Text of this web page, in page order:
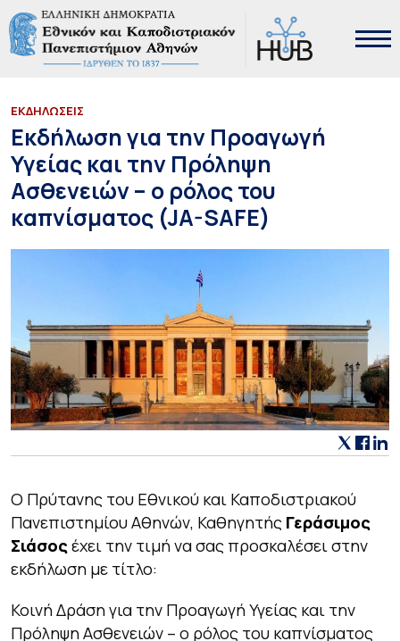
ΕΚΔΗΛΩΣΕΙΣ
Εκδήλωση για την Προαγωγή
Υγείας και την Πρόληψη
Ασθενειών – ο ρόλος του
καπνίσματος (JA-SAFE)
Ο Πρύτανης του Εθνικού και Καποδιστριακού
Πανεπιστημίου Αθηνών, Καθηγητής Γεράσιμος
Σιάσος έχει την τιμή να σας προσκαλέσει στην
εκδήλωση με τίτλο:
Κοινή Δράση για την Προαγωγή Υγείας και την
Πρόληψη Ασθενειών – ο ρόλος του καπνίσματος